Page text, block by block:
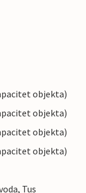
objekta)
objekta)
objekta)
objekta)
Tus